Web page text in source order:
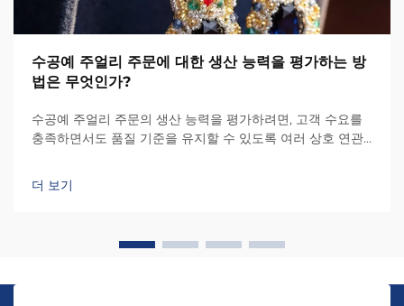
수공예 주얼리 주문에 대한 생산 능력을 평가하는 방
법은 무엇인가?
수공예 주얼리 주문의 생산 능력을 평가하려면, 고객 수요를
충족하면서도 품질 기준을 유지할 수 있도록 여러 상호 연관
리...
더 보기